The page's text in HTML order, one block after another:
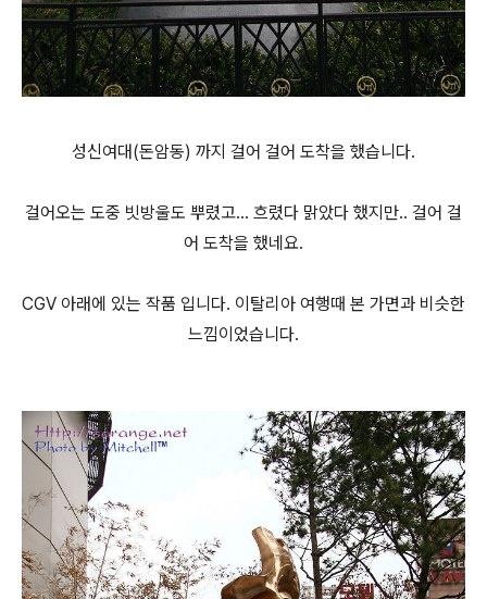
성신여대(돈암동) 까지 걸어 걸어 도착을 했습니다.
걸어오는 도중 빗방울도 뿌렸고... 흐렸다 맑았다 했지만.. 걸어 걸
어 도착을 했네요.
CGV 아래에 있는 작품 입니다. 이탈리아 여행때 본 가면과 비슷한
느낌이었습니다.